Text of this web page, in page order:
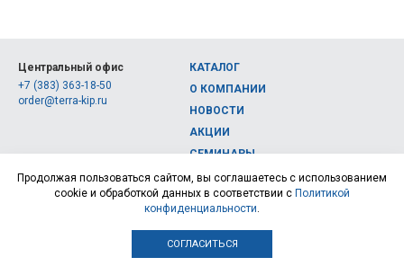
Центральный офис
+7 (383) 363-18-50
order@terra-kip.ru
КАТАЛОГ
О КОМПАНИИ
НОВОСТИ
АКЦИИ
СЕМИНАРЫ
КОНТАКТЫ
© 2026, Интернет-магазин измерительных приборов Терра Импэкс
Продолжая пользоваться сайтом, вы соглашаетесь с использованием
cookie и обработкой данных в соответствии с Политикой
конфиденциальности.
СОГЛАСИТЬСЯ